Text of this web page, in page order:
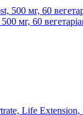
мг, 60